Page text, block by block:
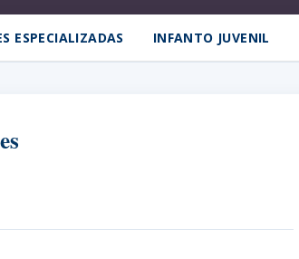
ESPECIALIZADAS INFANTO JUVENIL